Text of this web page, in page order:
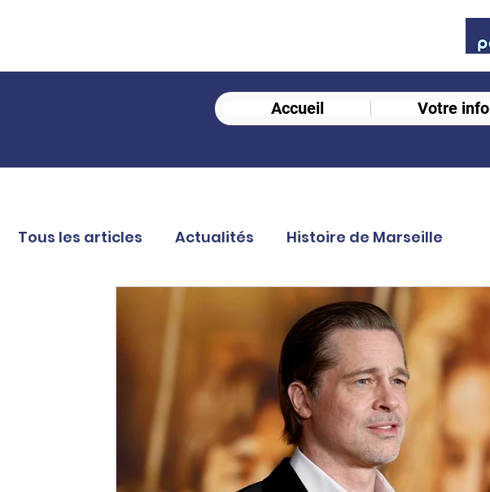
Tous les articles Actualités Histoire de Marseille
Accueil Votre info